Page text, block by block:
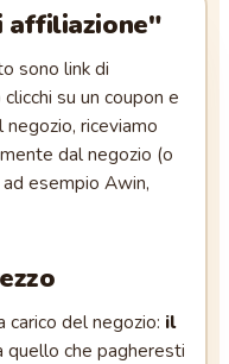
affiliazione"
sono link di
su un coupon e
riceviamo
dal negozio (o
esempio Awin,
carico del negozio: il
quello che pagheresti